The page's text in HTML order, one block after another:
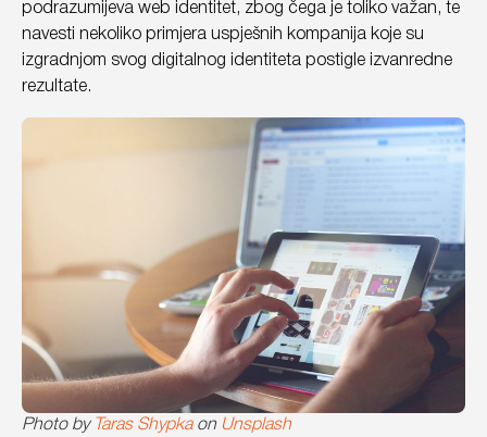
podrazumijeva web identitet, zbog čega je toliko važan, te
navesti nekoliko primjera uspješnih kompanija koje su
izgradnjom svog digitalnog identiteta postigle izvanredne
rezultate.
Photo by Taras Shypkaon Unsplash